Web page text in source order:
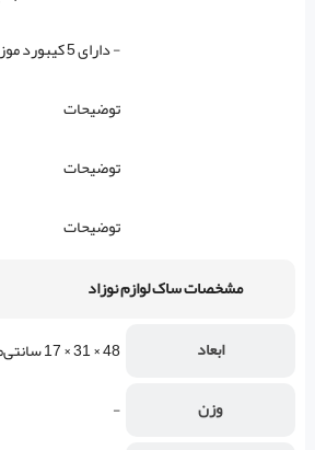
- دارای 5 کیبورد موزیکال با 5 صدای حیوان
توضیحات
توضیحات
توضیحات
مشخصات ساک لوازم نوزاد
ابعاد
48 × 31 × 17 سانتی‌متر
وزن
-